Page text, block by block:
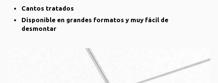
Cantos tratados
Disponible en grandes formatos y muy fácil de
desmontar